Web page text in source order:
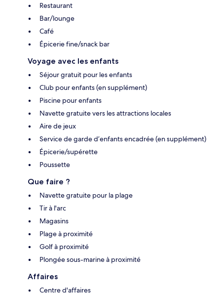
Restaurant
Bar/lounge
Café
Épicerie fine/snack bar
Voyage avec les enfants
Séjour gratuit pour les enfants
Club pour enfants (en supplément)
Piscine pour enfants
Navette gratuite vers les attractions locales
Aire de jeux
Service de garde d’enfants encadrée (en supplément)
Épicerie/supérette
Poussette
Que faire ?
Navette gratuite pour la plage
Tir à l'arc
Magasins
Plage à proximité
Golf à proximité
Plongée sous-marine à proximité
Affaires
Centre d'affaires